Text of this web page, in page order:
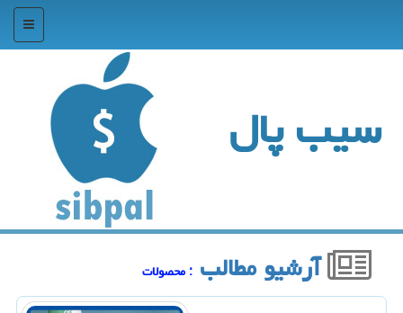
منو
سیب پال
آرشیو مطالب : محصولات